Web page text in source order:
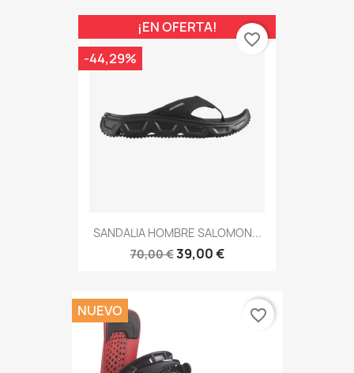
SANDALIA HOMBRE SALOMON...
70,00 €39,00 €
¡EN OFERTA!
-44,29%
favorite_border
NUEVO favorite_border